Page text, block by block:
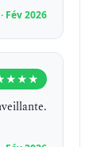
Fév 2026